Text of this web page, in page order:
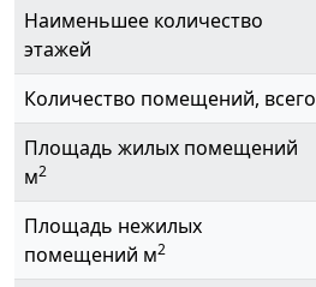
Наименьшее количество
этажей
Количество помещений, всего
Площадь жилых помещений
м2
Площадь нежилых
помещений м2